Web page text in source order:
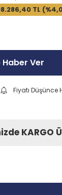
TL
Haber Ver
Fiyatı Düşünce
KARGO